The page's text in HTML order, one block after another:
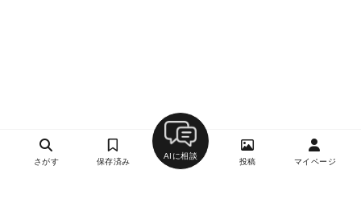
さがす 保存済み
AIに相談
投稿 マイページ